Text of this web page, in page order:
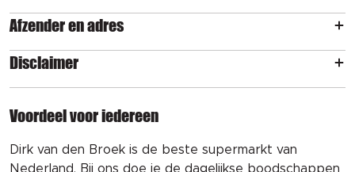
Afzender en adres
Disclaimer
Voordeel voor iedereen
Dirk van den Broek is de beste supermarkt van
Nederland. Bij ons doe je de dagelijkse boodschappen